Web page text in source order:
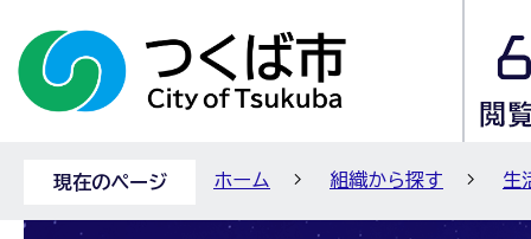
現在のページ ホーム 組織から探す 生